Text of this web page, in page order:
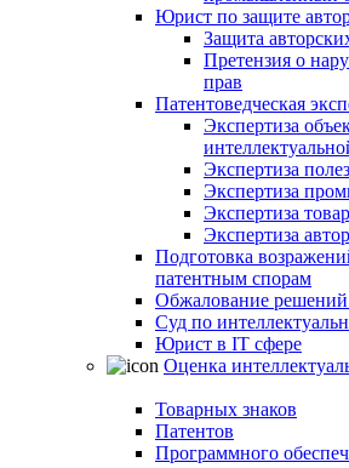
Юрист по защите
Защита
Претензия о
прав
Патентоведческая
Экспертиза
Экспертиза
Экспертиза
Экспертиза
Экспертиза
Подготовка
патентным спорам
Обжалование
Суд по
Юрист в IT сфере
Оценка
Товарных знаков
Патентов
Программного